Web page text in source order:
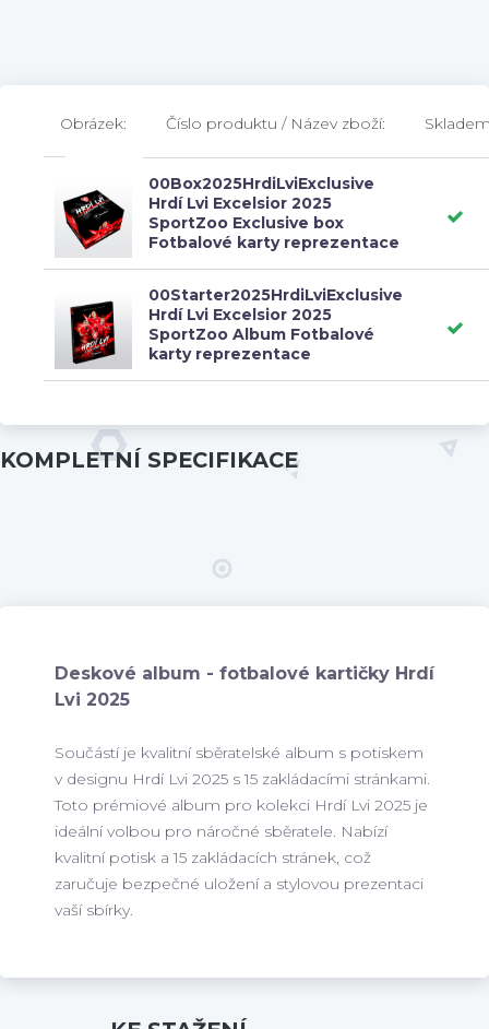
Obrázek: Číslo produktu / Název zboží:
00Box2025HrdiLviExclusive
Hrdí Lvi Excelsior 2025
SportZoo Exclusive box
Fotbalové karty reprezentace
00Starter2025HrdiLviExclusive
Hrdí Lvi Excelsior 2025
SportZoo Album Fotbalové
karty reprezentace
KOMPLETNÍ SPECIFIKACE
Deskové album - fotbalové kartičky Hrdí
Lvi 2025
Součástí je kvalitní sběratelské album s potiskem
v designu Hrdí Lvi 2025 s 15 zakládacími stránkami.
Toto prémiové album pro kolekci Hrdí Lvi 2025 je
ideální volbou pro náročné sběratele. Nabízí
kvalitní potisk a 15 zakládacích stránek, což
zaručuje bezpečné uložení a stylovou prezentaci
vaší sbírky.